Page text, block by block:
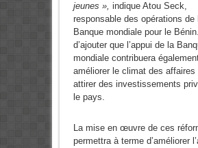
jeunes », indique Atou Seck,
responsable des opérations de
Banque mondiale pour le
d’ajouter que l’appui de la
mondiale contribuera
améliorer le climat des affaires
attirer des investissements
le pays.
La mise en œuvre de ces
permettra à terme d’améliorer